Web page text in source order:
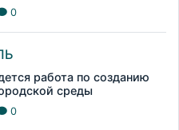
0
работа по созданию
среды
0